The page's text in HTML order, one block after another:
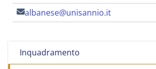
Inquadramento
albanese@unisannio.it